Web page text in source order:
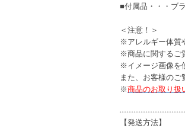
■付属品・・・ブ
＜注意！＞
※アレルギー体質
※商品に関するご
※イメージ画像を
また、お客様のご
※商品のお取り扱
【発送方法】